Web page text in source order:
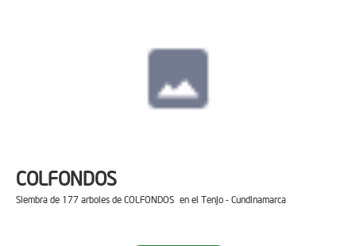
COLFONDOS
Siembra de 177 arboles de COLFONDOS en el Tenjo - Cundinamarca